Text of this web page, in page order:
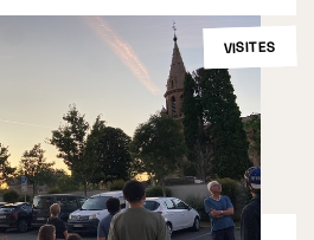
VISITES